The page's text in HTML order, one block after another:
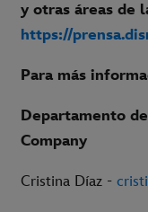
y otras áreas de
https://
Para más
Departamento
Company
Cristina Díaz -